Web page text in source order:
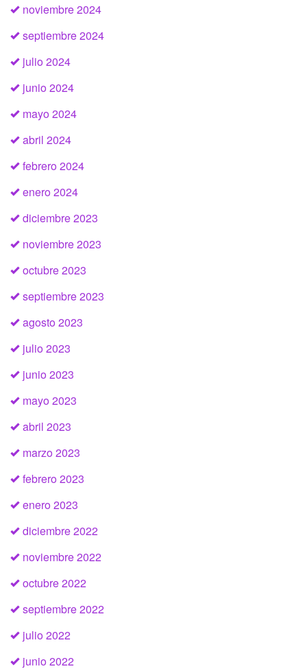
noviembre 2024
septiembre 2024
julio 2024
junio 2024
mayo 2024
abril 2024
febrero 2024
enero 2024
diciembre 2023
noviembre 2023
octubre 2023
septiembre 2023
agosto 2023
julio 2023
junio 2023
mayo 2023
abril 2023
marzo 2023
febrero 2023
enero 2023
diciembre 2022
noviembre 2022
octubre 2022
septiembre 2022
julio 2022
junio 2022